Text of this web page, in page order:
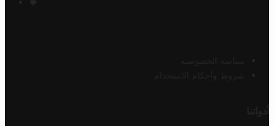
سياسة الخصوصية
شروط وأحكام الاستخدام
أدواتنا